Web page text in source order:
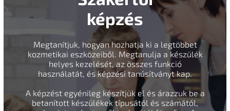
képzés
Megtanítjuk, hogyan hozhatja ki a legtöbbet
kozmetikai eszközeiből. Megtanulja a készülék
helyes kezelését, az összes funkció
használatát, és képzési tanúsítványt kap.
A képzést egyénileg készítjük el és árazzuk be a
betanított készülékek típusától és számától,